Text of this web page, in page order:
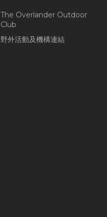
The Overlander Outdoor
Club
野外活動及機構連結